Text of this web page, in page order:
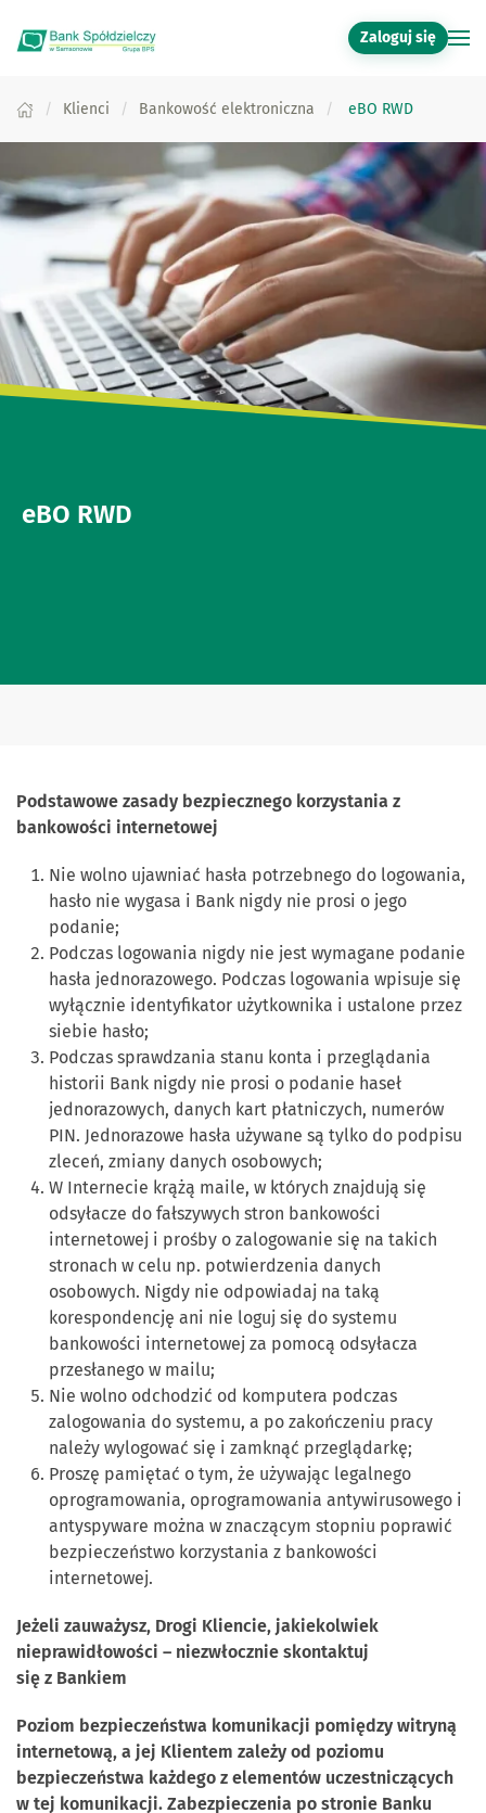
Przejdź do głównej treści
Zaloguj się
Klienci Bankowość elektroniczna eBO RWD
eBO RWD
Podstawowe zasady bezpiecznego korzystania z
bankowości internetowej
Nie wolno ujawniać hasła potrzebnego do logowania,
hasło nie wygasa i Bank nigdy nie prosi o jego
podanie;
Podczas logowania nigdy nie jest wymagane podanie
hasła jednorazowego. Podczas logowania wpisuje się
wyłącznie identyfikator użytkownika i ustalone przez
siebie hasło;
Podczas sprawdzania stanu konta i przeglądania
historii Bank nigdy nie prosi o podanie haseł
jednorazowych, danych kart płatniczych, numerów
PIN. Jednorazowe hasła używane są tylko do podpisu
zleceń, zmiany danych osobowych;
W Internecie krążą maile, w których znajdują się
odsyłacze do fałszywych stron bankowości
internetowej i prośby o zalogowanie się na takich
stronach w celu np. potwierdzenia danych
osobowych. Nigdy nie odpowiadaj na taką
korespondencję ani nie loguj się do systemu
bankowości internetowej za pomocą odsyłacza
przesłanego w mailu;
Nie wolno odchodzić od komputera podczas
zalogowania do systemu, a po zakończeniu pracy
należy wylogować się i zamknąć przeglądarkę;
Proszę pamiętać o tym, że używając legalnego
oprogramowania, oprogramowania antywirusowego i
antyspyware można w znaczącym stopniu poprawić
bezpieczeństwo korzystania z bankowości
internetowej.
Jeżeli zauważysz, Drogi Kliencie, jakiekolwiek
nieprawidłowości – niezwłocznie skontaktuj
się z Bankiem
Poziom bezpieczeństwa komunikacji pomiędzy witryną
internetową, a jej Klientem zależy od poziomu
bezpieczeństwa każdego z elementów uczestniczących
w tej komunikacji. Zabezpieczenia po stronie Banku